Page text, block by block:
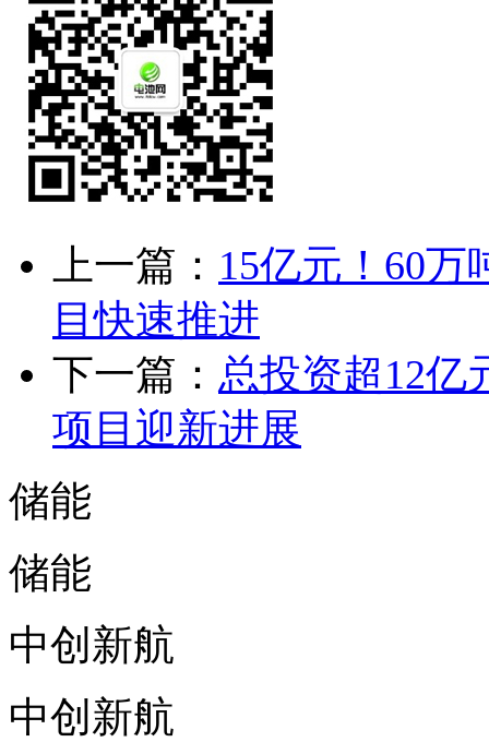
上一篇： 15亿元！60
目快速推进
下一篇： 总投资超12亿
项目迎新进展
储能
储能
中创新航
中创新航